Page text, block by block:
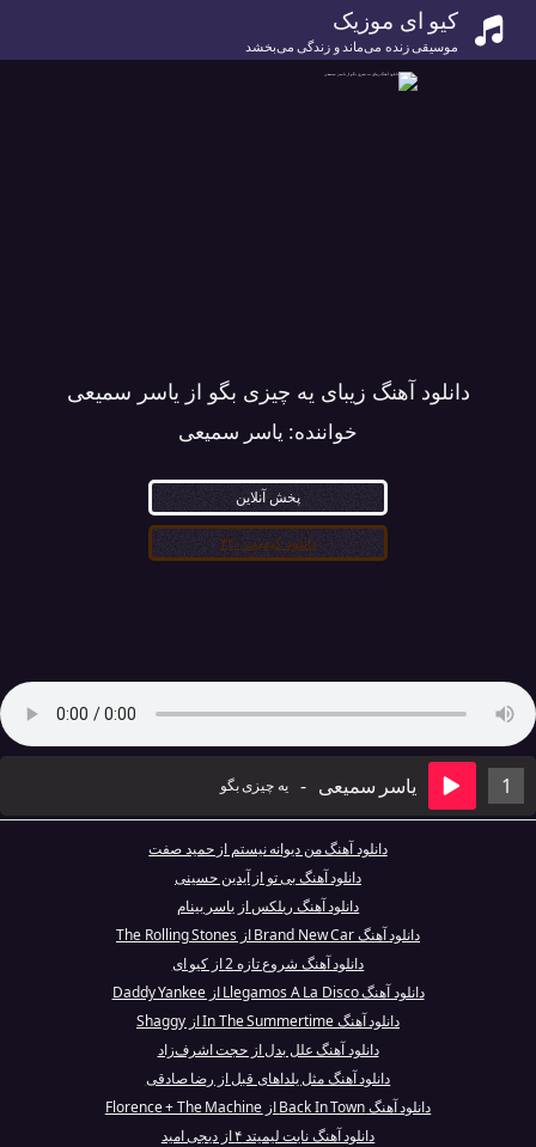
کیو ای موزیک
موسیقی زنده می‌ماند و زندگی می‌بخشد
دانلود آهنگ زیبای یه چیزی بگو از یاسر سمیعی
خواننده: یاسر سمیعی
پخش آنلاین
دانلود کیفیت ۳۲۰
1 یاسر سمیعی - یه چیزی بگو
دانلود آهنگ من دیوانه نیستم از حمید صفت
دانلود آهنگ بی تو از آیدین حسینی
دانلود آهنگ ریلکس از یاسر بینام
دانلود آهنگ Brand New Car از The Rolling Stones
دانلود آهنگ شروع تازه 2 از کیو ای
دانلود آهنگ Llegamos A La Disco از Daddy Yankee
دانلود آهنگ In The Summertime از Shaggy
دانلود آهنگ علل بدل از حجت اشرف‌زاد
دانلود آهنگ مثل یلداهای قبل از رضا صادقی
دانلود آهنگ Back In Town از Florence + The Machine
دانلود آهنگ نایت لیمیتد ۴ از دیجی امید